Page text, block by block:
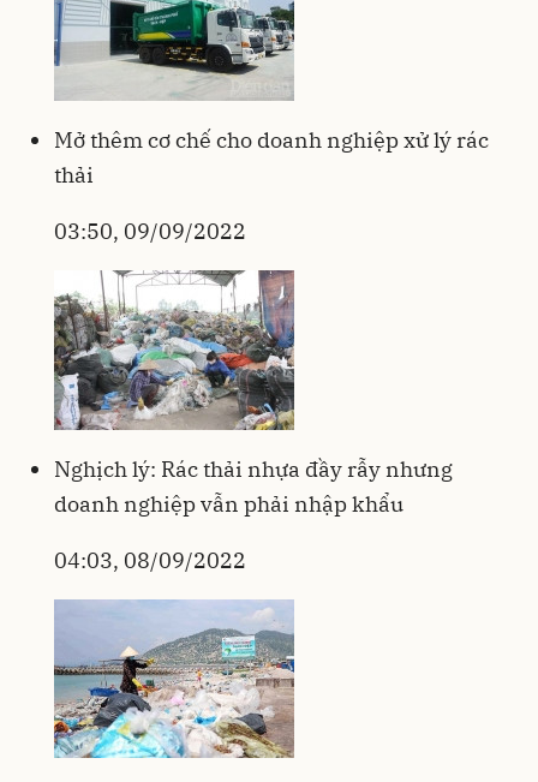
Mở thêm cơ chế cho doanh nghiệp xử lý rác
thải
03:50, 09/09/2022
Nghịch lý: Rác thải nhựa đầy rẫy nhưng
doanh nghiệp vẫn phải nhập khẩu
04:03, 08/09/2022